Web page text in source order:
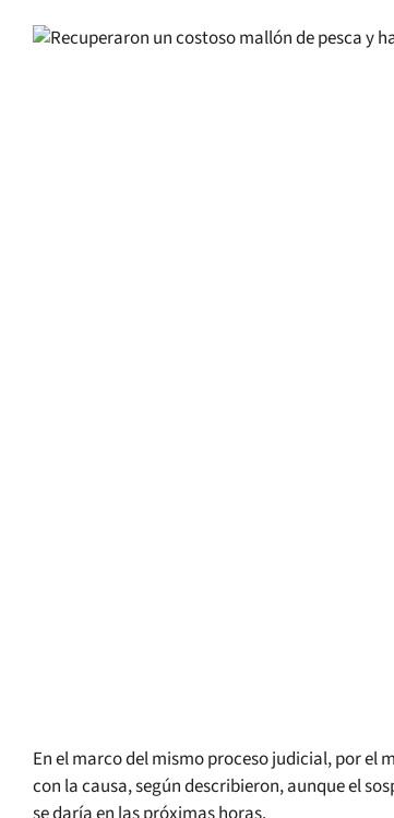
En el marco del mismo proceso judicial, por
con la causa, según describieron, aunque el